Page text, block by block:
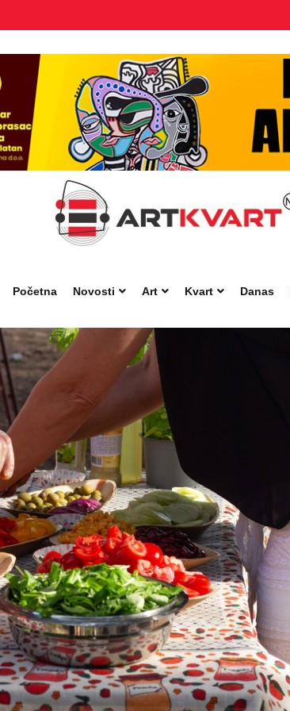
Početna Novosti Art Kvart Danas